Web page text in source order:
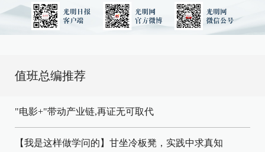
值班总编推荐
"电影+"带动产业链,再证无可取代
【我是这样做学问的】甘坐冷板凳，实践中求真知